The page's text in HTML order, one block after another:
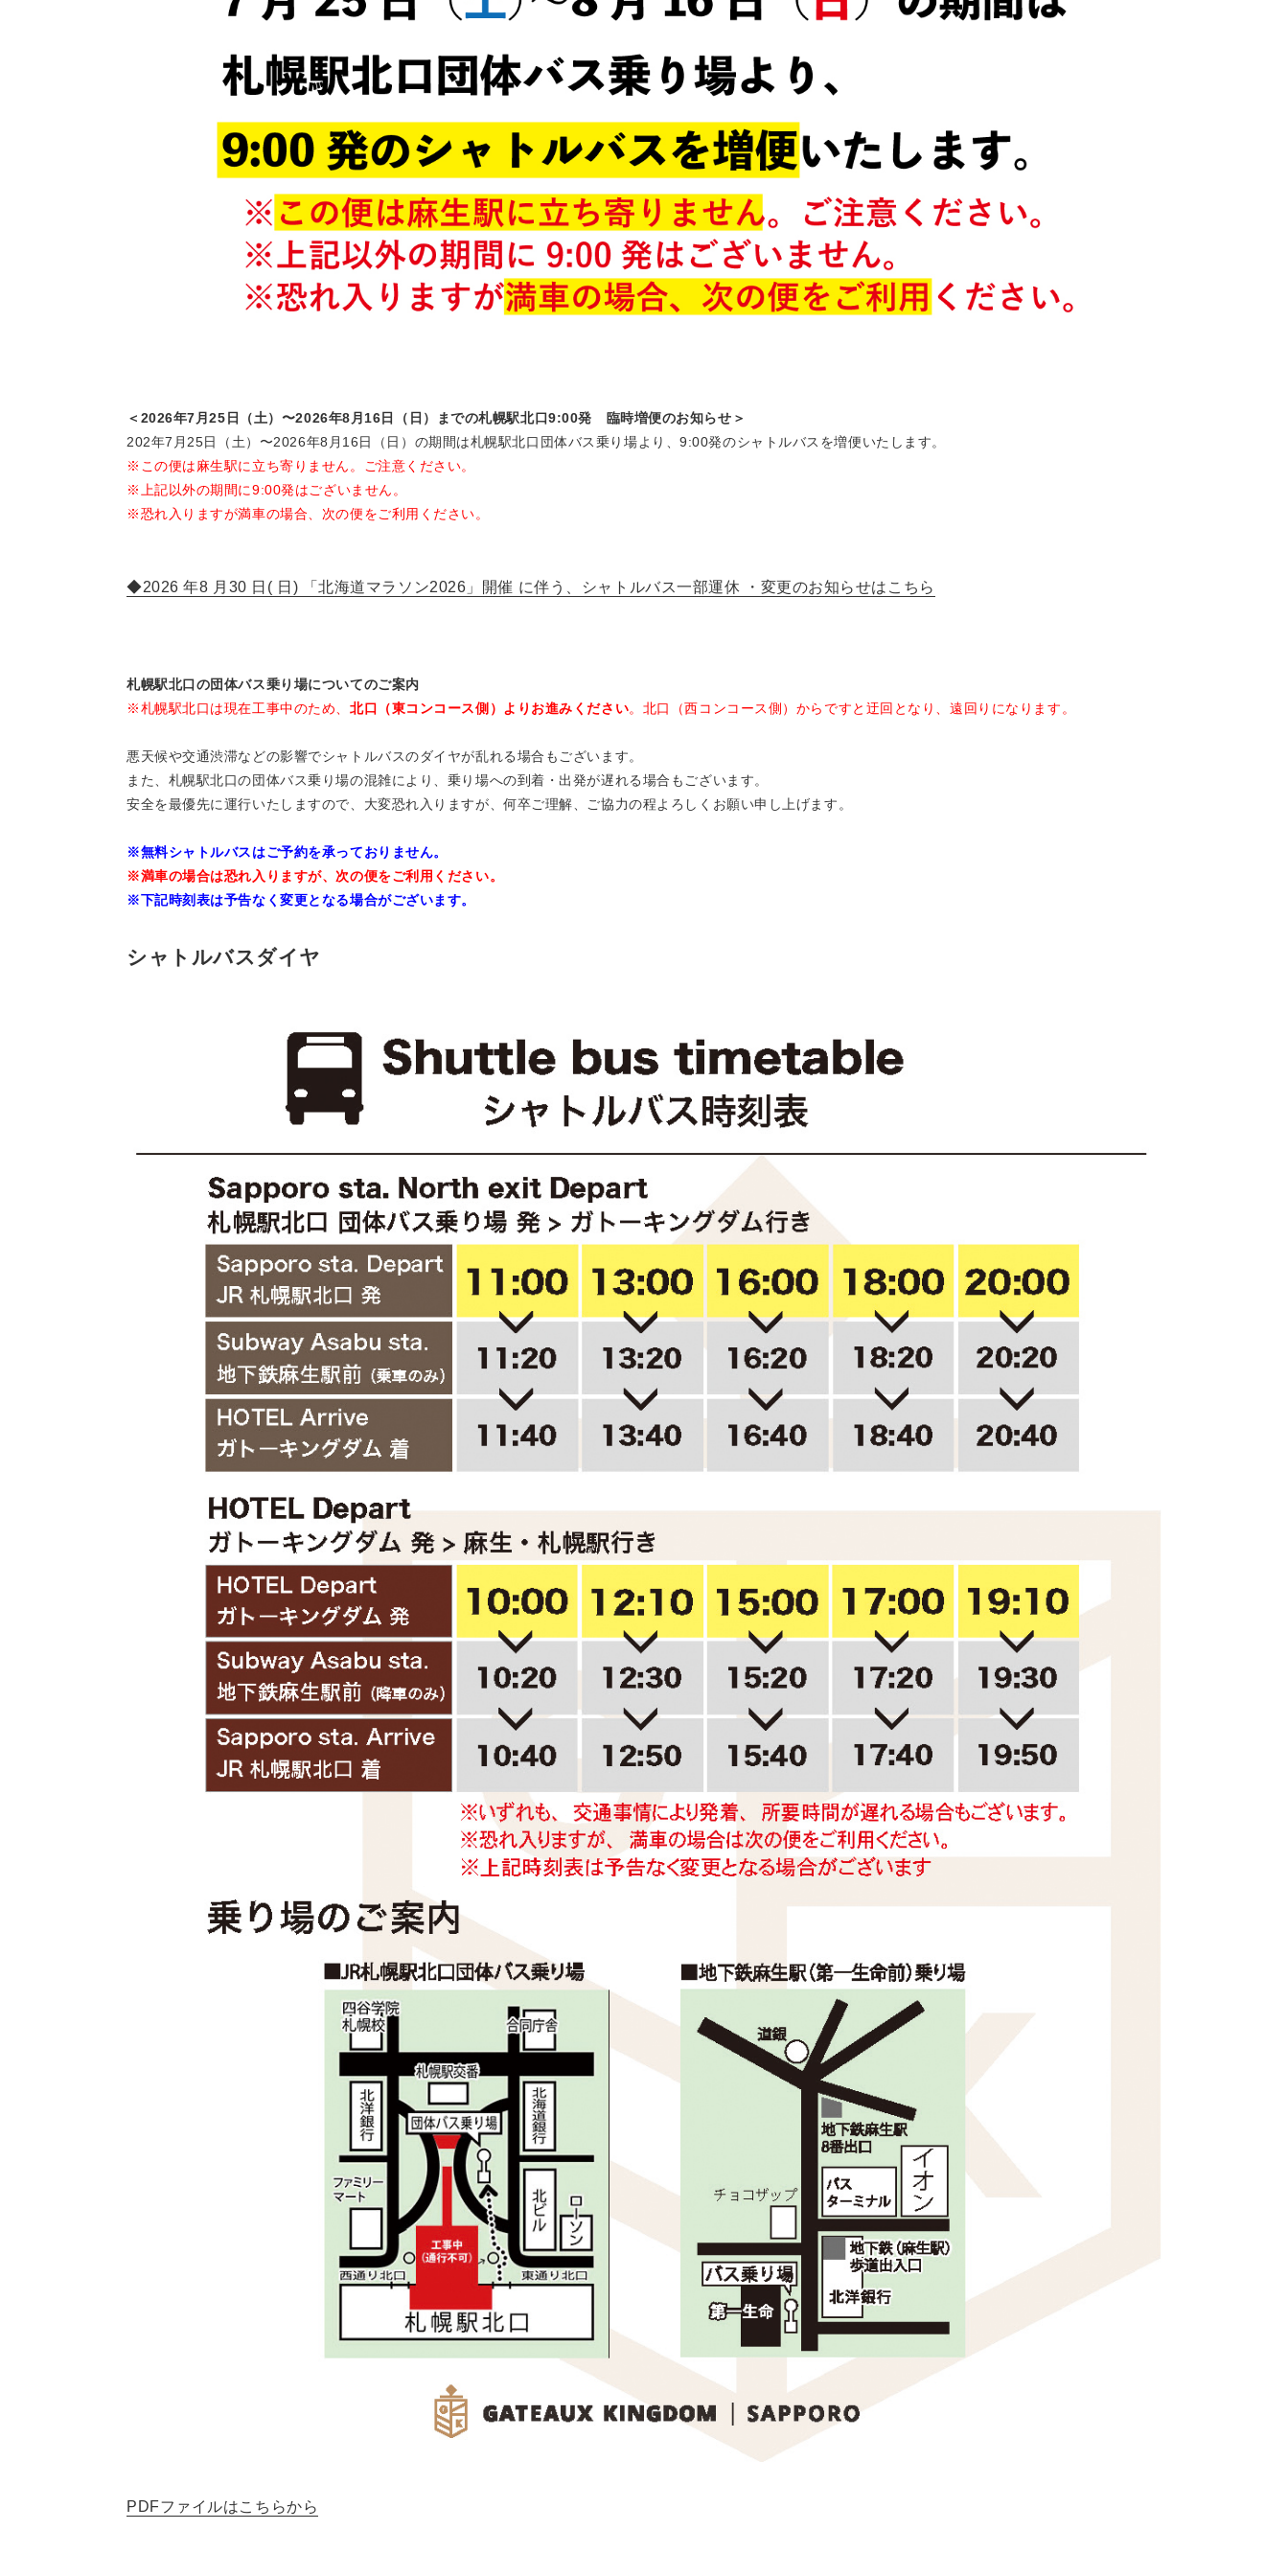
＜2026年7月25日（土）〜2026年8月16日（日）までの札幌駅北口9:00発 臨時増便のお知らせ＞
202年7月25日（土）〜2026年8月16日（日）の期間は札幌駅北口団体バス乗り場より、9:00発のシャトルバスを増便いたします。
※この便は麻生駅に立ち寄りません。ご注意ください。
※上記以外の期間に9:00発はございません。
※恐れ入りますが満車の場合、次の便をご利用ください。
◆2026 年8 月30 日( 日) 「北海道マラソン2026」開催 に伴う、シャトルバス一部運休 ・変更のお知らせはこちら
札幌駅北口の団体バス乗り場についてのご案内
※札幌駅北口は現在工事中のため、 北口（東コンコース側）よりお進みください。北口（西コンコース側）からですと迂回となり、遠回りになります。
悪天候や交通渋滞などの影響でシャトルバスのダイヤが乱れる場合もございます。
また、札幌駅北口の団体バス乗り場の混雑により、乗り場への到着・出発が遅れる場合もございます。
安全を最優先に運行いたしますので、大変恐れ入りますが、何卒ご理解、ご協力の程よろしくお願い申し上げます。
※無料シャトルバスはご予約を承っておりません。
※満車の場合は恐れ入りますが、次の便をご利用ください。
※下記時刻表は予告なく変更となる場合がございます。
シャトルバスダイヤ
PDFファイルはこちらから